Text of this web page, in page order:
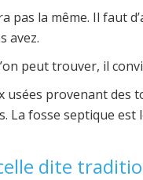
la même. Il faut
avez.
peut trouver, il
provenant
fosse septique est
dite